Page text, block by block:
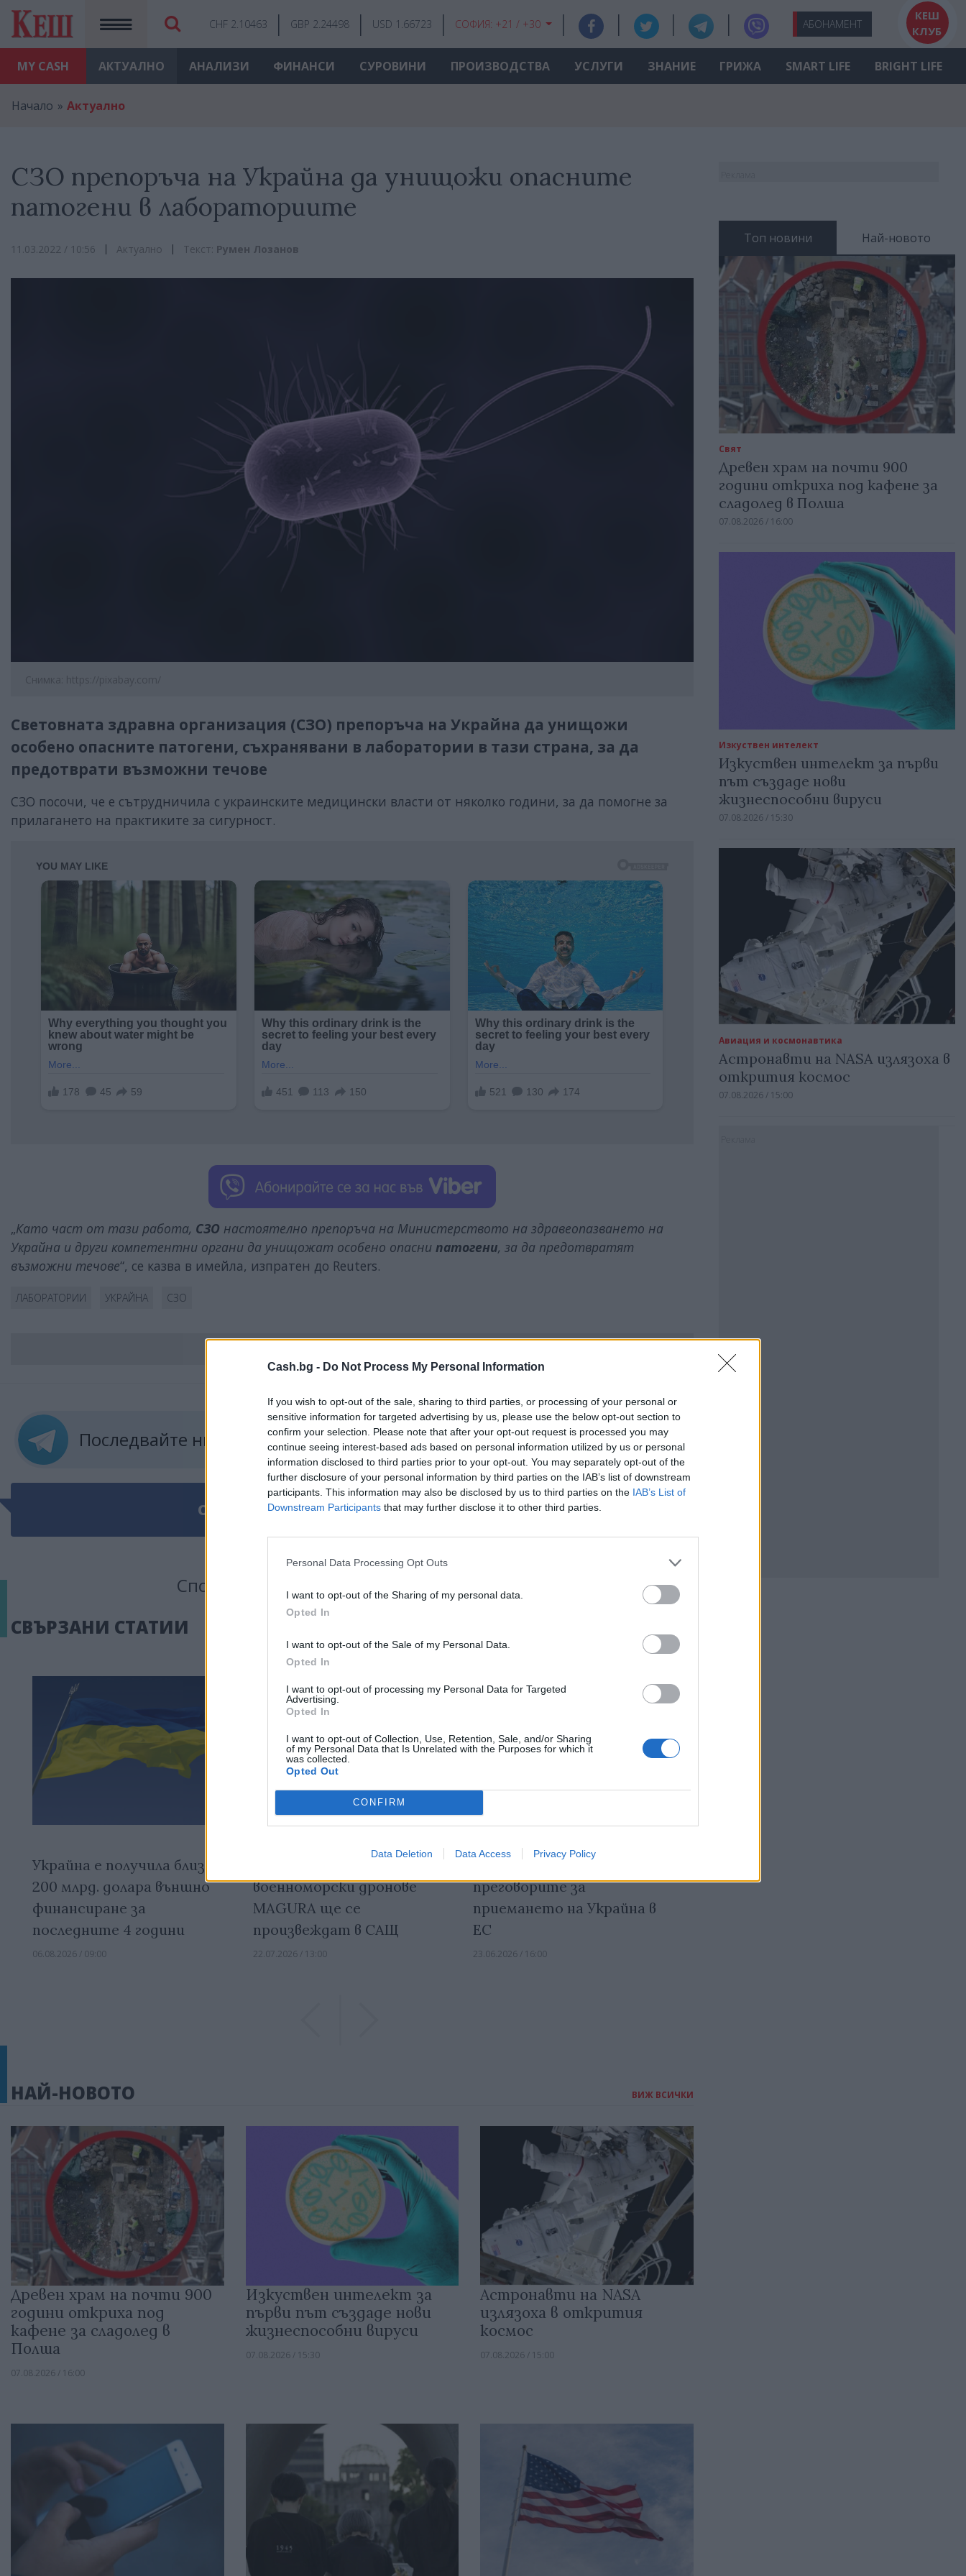
Cash.bg - Do Not Process My Personal Information
If you wish to opt-out of the sale, sharing to third parties, or processing of your personal or
sensitive information for targeted advertising by us, please use the below opt-out section to
confirm your selection. Please note that after your opt-out request is processed you may
continue seeing interest-based ads based on personal information utilized by us or personal
information disclosed to third parties prior to your opt-out. You may separately opt-out of the
further disclosure of your personal information by third parties on the IAB’s list of downstream
participants. This information may also be disclosed by us to third parties on the IAB’s List of
Downstream Participants that may further disclose it to other third parties.
Personal Data Processing Opt Outs
I want to opt-out of the Sharing of my personal data.
Opted In
I want to opt-out of the Sale of my Personal Data.
Opted In
I want to opt-out of processing my Personal Data for Targeted
Advertising.
Opted In
I want to opt-out of Collection, Use, Retention, Sale, and/or Sharing
of my Personal Data that Is Unrelated with the Purposes for which it
was collected.
Opted Out
CONFIRM
Data Deletion Data Access Privacy Policy
MY CASH
CHF 2.10463 GBP 2.24498 USD 1.66723 СОФИЯ: +21 / +30 АБОНАМЕНТ
КЕШ
КЛУБ
АКТУАЛНО АНАЛИЗИ ФИНАНСИ СУРОВИНИ ПРОИЗВОДСТВА УСЛУГИ ЗНАНИЕ ГРИЖА SMART LIFE BRIGHT LIFE
Начало Актуално
СЗО препоръча на Украйна да унищожи опасните
патогени в лабораториите
11.03.2022 / 10:56 Актуално Текст: Румен Лозанов
Снимка: https://pixabay.com/
Световната здравна организация (СЗО) препоръча на Украйна да унищожи
особено опасните патогени, съхранявани в лаборатории в тази страна, за да
предотврати възможни течове
СЗО посочи, че е сътрудничила с украинските медицински власти от няколко години, за да помогне за
прилагането на практиките за сигурност.
„Като част от тази работа, СЗО настоятелно препоръча на Министерството на здравеопазването на
Украйна и други компетентни органи да унищожат особено опасни патогени, за да предотвратят
възможни течове“, се казва в имейла, изпратен до Reuters.
ЛАБОРАТОРИИ УКРАЙНА СЗО
Последвайте ни в ТЕЛЕГРАМ Последвайте ни във ВАЙБЪР
ОЩЕ ПО ТЕМАТАВЪВ facebook
Сподели тази статия в:
СВЪРЗАНИ СТАТИИ
Украйна е получила близо
200 млрд. долара външно
финансиране за
последните 4 години
06.08.2026 / 09:00
военноморски дронове
MAGURA ще се
произвеждат в САЩ
22.07.2026 / 13:00
Унгария възпрепятства
преговорите за
приемането на Украйна в
ЕС
23.06.2026 / 16:00
преговорите с Русия
НАЙ-НОВОТО ВИЖ ВСИЧКИ
Древен храм на почти 900
години откриха под
кафене за сладолед в
Полша
07.08.2026 / 16:00
Изкуствен интелект за
първи път създаде нови
жизнеспособни вируси
07.08.2026 / 15:30
Астронавти на NASA
излязоха в открития
космос
07.08.2026 / 15:00
Топ новини Най-новото
Свят
Древен храм на почти 900
години откриха под кафене за
сладолед в Полша
07.08.2026 / 16:00
Изкуствен интелект
Изкуствен интелект за първи
път създаде нови
жизнеспособни вируси
07.08.2026 / 15:30
Авиация и космонавтика
Астронавти на NASA излязоха в
открития космос
07.08.2026 / 15:00